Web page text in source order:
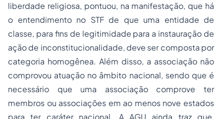
liberdade religiosa, pontuou, na manifestação, que há
o entendimento no STF de que uma entidade de
classe, para fins de legitimidade para a instauração de
ação de inconstitucionalidade, deve ser composta por
categoria homogênea. Além disso, a associação não
comprovou atuação no âmbito nacional, sendo que é
necessário que uma associação comprove ter
membros ou associações em ao menos nove estados
para ter caráter nacional. A AGU ainda traz que,